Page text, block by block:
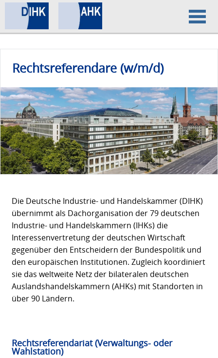
Datenschutz
Impressum
Rechtsreferendare (w/m/d)
Die Deutsche Industrie- und Handelskammer (DIHK)
übernimmt als Dachorganisation der 79 deutschen
Industrie- und Handelskammern (IHKs) die
Interessenvertretung der deutschen Wirtschaft
gegenüber den Entscheidern der Bundespolitik und
den europäischen Institutionen. Zugleich koordiniert
sie das weltweite Netz der bilateralen deutschen
Auslandshandelskammern (AHKs) mit Standorten in
über 90 Ländern.
Rechtsreferendariat (Verwaltungs- oder
Wahlstation)